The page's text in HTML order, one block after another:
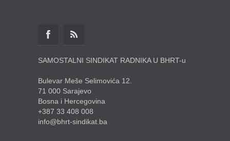
SAMOSTALNI SINDIKAT RADNIKA U BHRT-u
Bulevar Meše Selimovića 12.
71 000 Sarajevo
Bosna i Hercegovina
+387 33 408 008
info@bhrt-sindikat.ba